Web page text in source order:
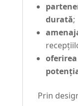
durată;
Prin